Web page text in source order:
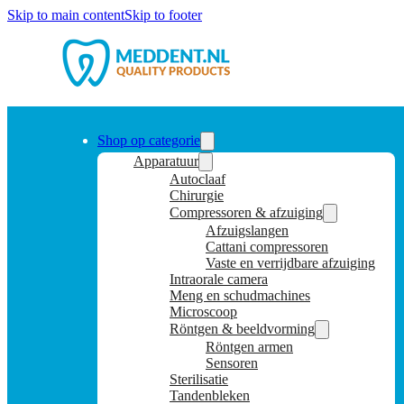
Skip to main contentSkip to footer
Shop op categorie
Apparatuur
Autoclaaf
Chirurgie
Compressoren & afzuiging
Afzuigslangen
Cattani compressoren
Vaste en verrijdbare afzuiging
Intraorale camera
Meng en schudmachines
Microscoop
Röntgen & beeldvorming
Röntgen armen
Sensoren
Sterilisatie
Tandenbleken